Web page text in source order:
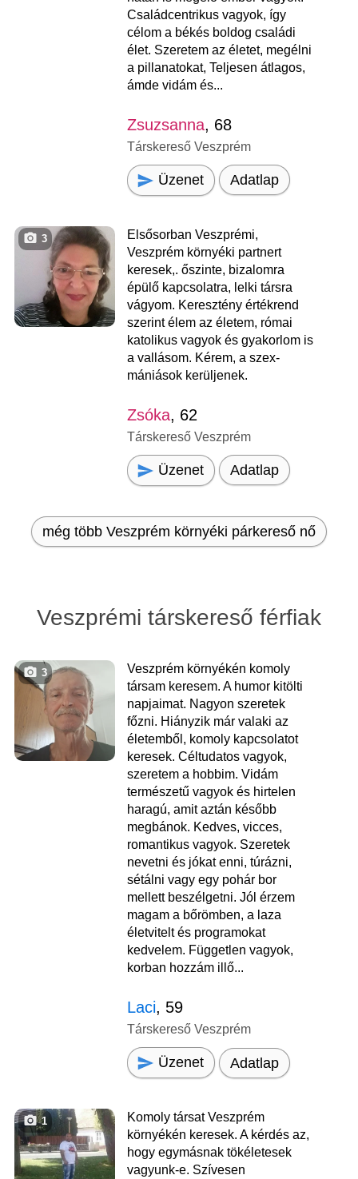
Családcentrikus vagyok, így
célom a békés boldog családi
élet. Szeretem az életet, megélni
a pillanatokat, Teljesen átlagos,
ámde vidám és...
Zsuzsanna, 68
Társkereső Veszprém
Üzenet Adatlap
3
Elsősorban Veszprémi,
Veszprém környéki partnert
keresek,. őszinte, bizalomra
épülő kapcsolatra, lelki társra
vágyom. Keresztény értékrend
szerint élem az életem, római
katolikus vagyok és gyakorlom is
a vallásom. Kérem, a szex-
mániások kerüljenek.
Zsóka, 62
Társkereső Veszprém
Üzenet Adatlap
még több Veszprém környéki párkereső nő
Veszprémi társkereső férfiak
3
Veszprém környékén komoly
társam keresem. A humor kitölti
napjaimat. Nagyon szeretek
főzni. Hiányzik már valaki az
életemből, komoly kapcsolatot
keresek. Céltudatos vagyok,
szeretem a hobbim. Vidám
természetű vagyok és hirtelen
haragú, amit aztán később
megbánok. Kedves, vicces,
romantikus vagyok. Szeretek
nevetni és jókat enni, túrázni,
sétálni vagy egy pohár bor
mellett beszélgetni. Jól érzem
magam a bőrömben, a laza
életvitelt és programokat
kedvelem. Független vagyok,
korban hozzám illő...
Laci, 59
Társkereső Veszprém
Üzenet Adatlap
1
Komoly társat Veszprém
környékén keresek. A kérdés az,
hogy egymásnak tökéletesek
vagyunk-e. Szívesen